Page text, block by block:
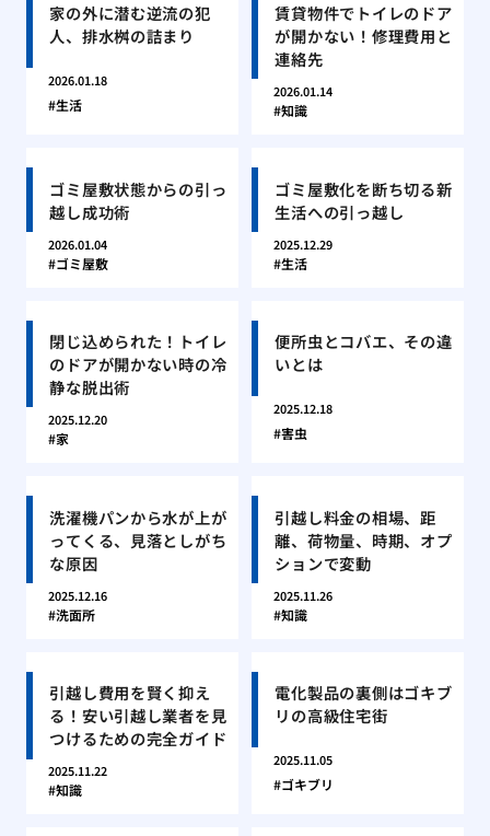
家の外に潜む逆流の犯
人、排水桝の詰まり
2026.01.18
生活
賃貸物件でトイレのドア
が開かない！修理費用と
連絡先
2026.01.14
知識
ゴミ屋敷状態からの引っ
越し成功術
2026.01.04
ゴミ屋敷
ゴミ屋敷化を断ち切る新
生活への引っ越し
2025.12.29
生活
閉じ込められた！トイレ
のドアが開かない時の冷
静な脱出術
2025.12.20
家
便所虫とコバエ、その違
いとは
2025.12.18
害虫
洗濯機パンから水が上が
ってくる、見落としがち
な原因
2025.12.16
洗面所
引越し料金の相場、距
離、荷物量、時期、オプ
ションで変動
2025.11.26
知識
引越し費用を賢く抑え
る！安い引越し業者を見
つけるための完全ガイド
2025.11.22
知識
電化製品の裏側はゴキブ
リの高級住宅街
2025.11.05
ゴキブリ